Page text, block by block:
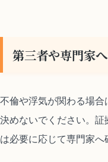
第三者や専門家
不倫や浮気が関わる場
決めないでください。
は必要に応じて専門家へ